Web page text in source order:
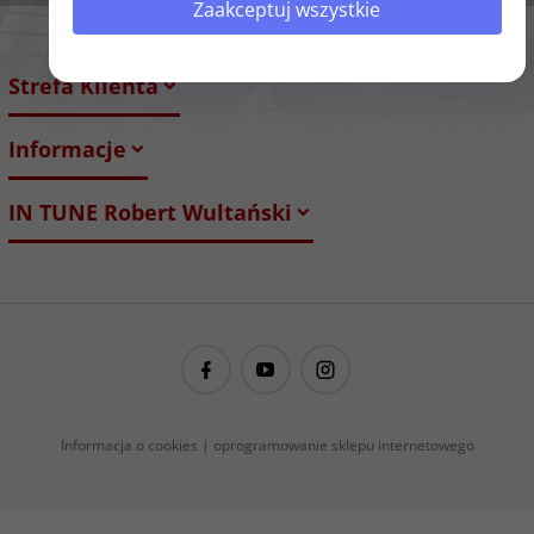
Strefa Klienta
Informacje
IN TUNE Robert Wultański
guitarproject@guitarproject.pl
Informacja o cookies | oprogramowanie sklepu internetowego
Zaakceptuj wszystkie